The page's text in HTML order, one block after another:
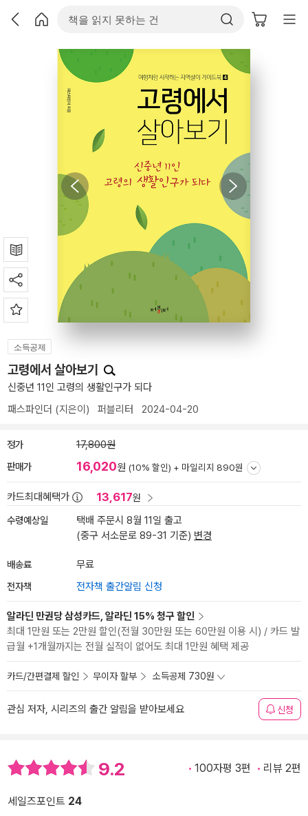
소득공제
고령에서 살아보기
신중년 11인 고령의 생활인구가 되다
패스파인더 (지은이) 퍼블리터 2024-04-20
정가 17,800원
판매가 16,020원 (10% 할인) + 마일리지 890원
카드최대혜택가 13,617원
수령예상일
택배 주문시 8월 11일 출고
(중구 서소문로 89-31 기준) 변경
배송료 무료
전자책 전자책 출간알림 신청
알라딘 만권당 삼성카드, 알라딘 15% 청구 할인
최대 1만원 또는 2만원 할인(전월 30만원 또는 60만원 이용 시) / 카드 발
급월 +1개월까지는 전월 실적이 없어도 최대 1만원 혜택 제공
카드/간편결제 할인 무이자 할부 소득공제 730원
관심 저자, 시리즈의 출간 알림을 받아보세요 신청
9.2 100자평 3편 리뷰 2편
세일즈포인트 24